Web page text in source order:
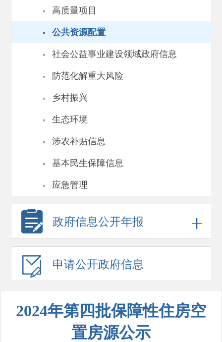
· 高质量项目
· 公共资源配置
· 社会公益事业建设领域政府信息
· 防范化解重大风险
· 乡村振兴
· 生态环境
· 涉农补贴信息
· 基本民生保障信息
· 应急管理
政府信息公开年报
申请公开政府信息
2024年第四批保障性住房空
置房源公示